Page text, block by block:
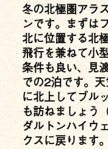
冬の北極圏アラ
ンです。まずは
北に位置する北
飛行を兼ねて小
条件も良い、見
での2泊です。
に北上してブル
も訪ねましょう
ダルトンハイウ
クスに戻ります。